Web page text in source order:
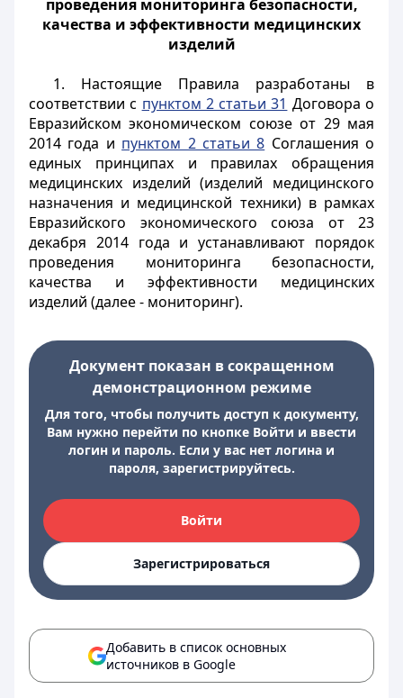
проведения мониторинга безопасности,
качества и эффективности медицинских
изделий
1. Настоящие Правила разработаны в
соответствии с пунктом 2 статьи 31 Договора о
Евразийском экономическом союзе от 29 мая
2014 года и пунктом 2 статьи 8 Соглашения о
единых принципах и правилах обращения
медицинских изделий (изделий медицинского
назначения и медицинской техники) в рамках
Евразийского экономического союза от 23
декабря 2014 года и устанавливают порядок
проведения мониторинга безопасности,
качества и эффективности медицинских
изделий (далее - мониторинг).
Документ показан в сокращенном
демонстрационном режиме
Для того, чтобы получить доступ к документу,
Вам нужно перейти по кнопке Войти и ввести
логин и пароль. Если у вас нет логина и
пароля, зарегистрируйтесь.
Войти
Зарегистрироваться
Добавить в список основных
источников в Google